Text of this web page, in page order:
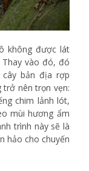
không được lát
vào đó, đó
bản địa rợp
trở nên trọn vẹn:
chim lảnh lót,
mùi hương ẩm
trình này sẽ là
hảo cho chuyến